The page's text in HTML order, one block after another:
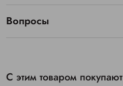
Вопросы
С этим товаром покупают